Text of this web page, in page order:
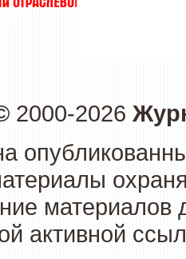
2000-2026
материалов
активной